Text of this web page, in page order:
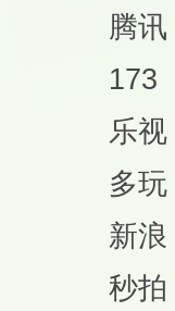
腾
173
乐
多
新
秒拍